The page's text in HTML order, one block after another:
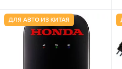
ДЛЯ АВТО ИЗ КИТАЯ